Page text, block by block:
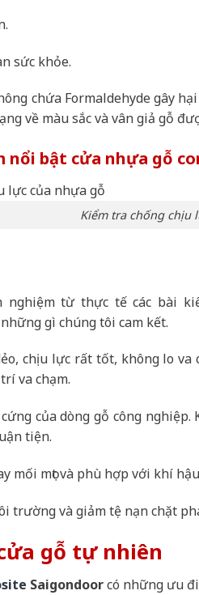
sức khỏe.
chứa Formaldehyde gây
về màu sắc và vân giả gỗ
nổi bật cửa nhựa gỗ
Kiểm tra chống chịu
nghiệm từ thực tế các bài
gì chúng tôi cam kết.
chịu lực rất tốt, không lo
va chạm.
của dòng gỗ công nghiệp.
tiện.
mối mọt và phù hợp với khí
trường và giảm tệ nạn chặt
gỗ tự nhiên
Saigondoorcó những ưu